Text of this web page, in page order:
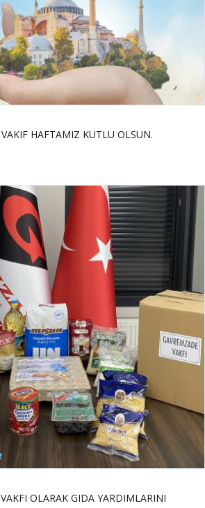
HAFTAMIZ KUTLU OLSUN.
OLARAK GIDA YARDIMLARINI